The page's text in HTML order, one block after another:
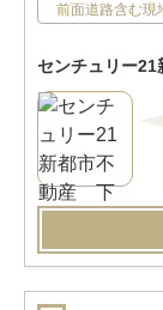
前面道路含む現
センチュリー21